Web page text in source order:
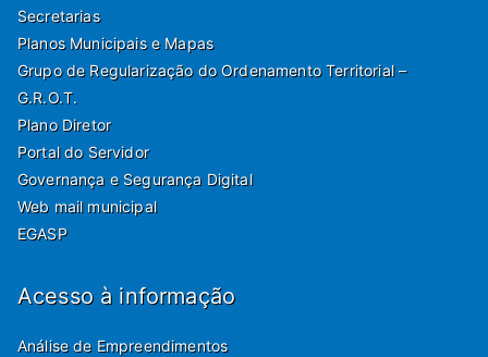
Secretarias
Planos Municipais e Mapas
Grupo de Regularização do Ordenamento Territorial –
G.R.O.T.
Plano Diretor
Portal do Servidor
Governança e Segurança Digital
Web mail municipal
EGASP
Acesso à informação
Análise de Empreendimentos